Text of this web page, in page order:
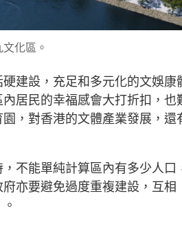
化區。
建設，充足和多元化的文娛康
居民的幸福感會大打折扣，也
，對香港的文體產業發展，還
不能單純計算區內有多少人口
亦要避免過度重複建設，互相